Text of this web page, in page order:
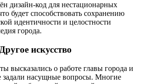
дизайн-код для нестационарных
будет способствовать сохранению
идентичности и целостности
города.
Другое искусство
высказались о работе главы города и
задали насущные вопросы. Многие